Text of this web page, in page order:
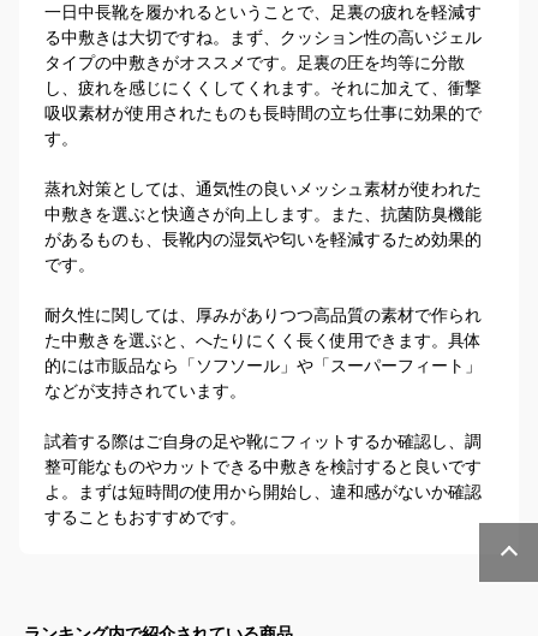
一日中長靴を履かれるということで、足裏の疲れを軽減す
る中敷きは大切ですね。まず、クッション性の高いジェル
タイプの中敷きがオススメです。足裏の圧を均等に分散
し、疲れを感じにくくしてくれます。それに加えて、衝撃
吸収素材が使用されたものも長時間の立ち仕事に効果的で
す。
蒸れ対策としては、通気性の良いメッシュ素材が使われた
中敷きを選ぶと快適さが向上します。また、抗菌防臭機能
があるものも、長靴内の湿気や匂いを軽減するため効果的
です。
耐久性に関しては、厚みがありつつ高品質の素材で作られ
た中敷きを選ぶと、へたりにくく長く使用できます。具体
的には市販品なら「ソフソール」や「スーパーフィート」
などが支持されています。
試着する際はご自身の足や靴にフィットするか確認し、調
整可能なものやカットできる中敷きを検討すると良いです
よ。まずは短時間の使用から開始し、違和感がないか確認
することもおすすめです。